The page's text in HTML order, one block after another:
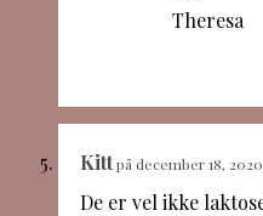
Theresa
Kittpå december 18,
De er vel ikke